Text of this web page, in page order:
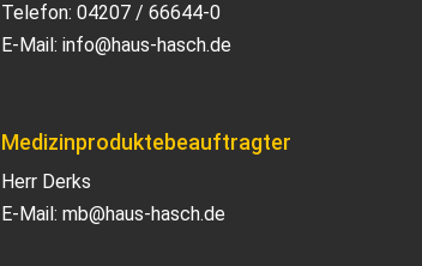
Telefon: 04207 / 66644-0
E-Mail: info@haus-hasch.de
Medizinproduktebeauftragter
Herr Derks
E-Mail: mb@haus-hasch.de